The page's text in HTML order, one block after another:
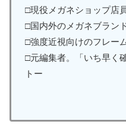
□現役メガネショップ店
□国内外のメガネブラン
□強度近視向けのフレー
□元編集者。「いち早く
トー